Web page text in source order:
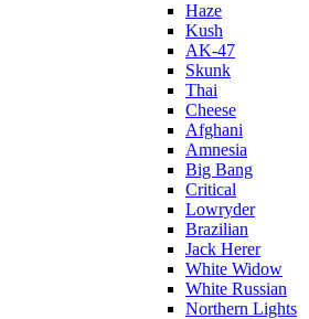
Haze
Kush
AK-47
Skunk
Thai
Cheese
Afghani
Amnesia
Big Bang
Critical
Lowryder
Brazilian
Jack Herer
White Widow
White Russian
Northern Lights